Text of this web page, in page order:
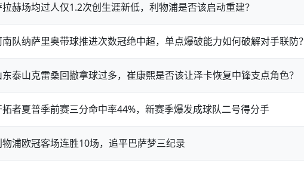
赫场均过人仅1.2次创生涯新低，利物浦是否该启动重建？
队纳萨里奥带球推进次数冠绝中超，单点爆破能力如何破解对手联防？
东泰山克雷桑回撤拿球过多，崔康熙是否该让泽卡恢复中锋支点角色？
拓者夏普季前赛三分命中率44%，新赛季爆发成球队二号得分手
物浦欧冠客场连胜10场，追平巴萨梦三纪录